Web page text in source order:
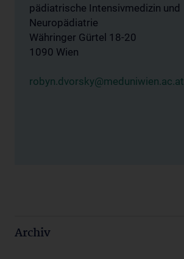
pädiatrische Intensivmedizin und
Neuropädiatrie
Währinger Gürtel 18-20
1090 Wien
robyn.dvorsky@meduniwien.ac.at
Archiv